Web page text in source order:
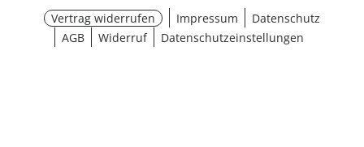
Vertrag widerrufen Impressum
Datenschutz
AGB
Widerruf Datenschutzeinstellungen